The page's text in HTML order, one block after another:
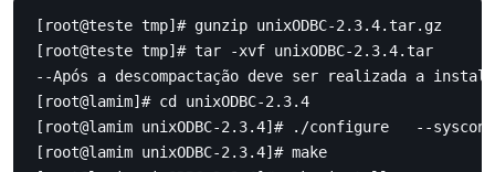
[root@teste tmp]# gunzip unixODBC-2.3.4.tar.gz
[root@teste tmp]# tar -xvf unixODBC-2.3.4.tar
--Após a descompactação deve ser realizada a
[root@lamim]# cd unixODBC-2.3.4
[root@lamim unixODBC-2.3.4]# ./configure   --
[root@lamim unixODBC-2.3.4]# make